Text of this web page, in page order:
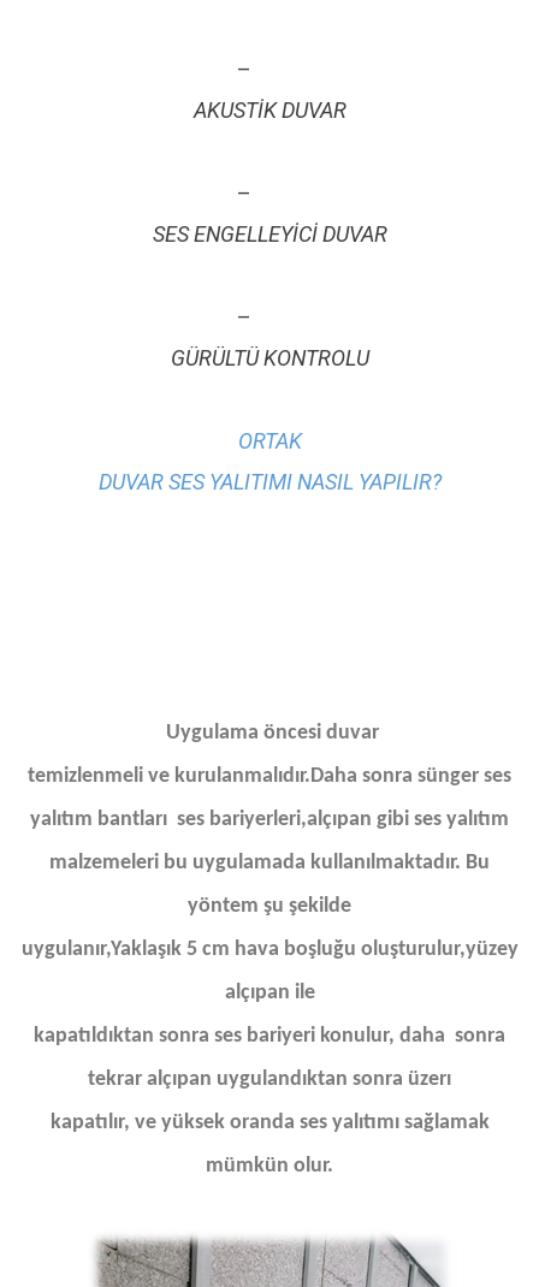
–
AKUSTİK DUVAR
–
SES ENGELLEYİCİ DUVAR
–
GÜRÜLTÜ KONTROLU
ORTAK
DUVAR SES YALITIMI NASIL YAPILIR?
Uygulama öncesi duvar
temizlenmeli ve kurulanmalıdır.Daha sonra sünger ses
yalıtım bantları ses bariyerleri,alçıpan gibi ses yalıtım
malzemeleri bu uygulamada kullanılmaktadır. Bu
yöntem şu şekilde
uygulanır,Yaklaşık 5 cm hava boşluğu oluşturulur,yüzey
alçıpan ile
kapatıldıktan sonra ses bariyeri konulur, daha sonra
tekrar alçıpan uygulandıktan sonra üzerı
kapatılır, ve yüksek oranda ses yalıtımı sağlamak
mümkün olur.